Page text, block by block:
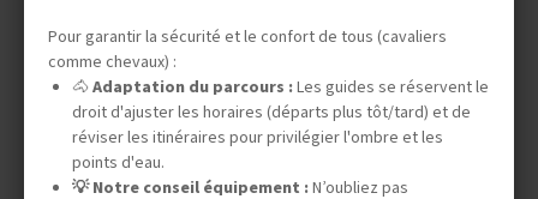
Pour garantir la sécurité et le confort de tous (cavaliers
comme chevaux) :
🐴 Adaptation du parcours :Les guides se réservent le
droit d'ajuster les horaires (départs plus tôt/tard) et de
réviser les itinéraires pour privilégier l'ombre et les
points d'eau.
💡 Notre conseil équipement :N’oubliez pas